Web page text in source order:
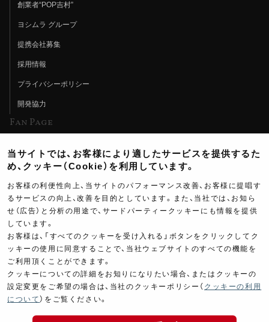
創業者“POP吉村”
ヨシムラ グループ
提携会社募集
採用情報
プライバシーポリシー
開発協力
Fan Page
ヨシムラTV
イベント情報
イベントスケジュール
ツーリングブレイクタイム
製品ポスター
当サイトでは、お客様により適したサービスを提供するた
め、クッキー（Cookie）を利用しています。
お客様の利便性向上、当サイトのパフォーマンス改善、お客様に提唱す
るサービスの向上、改善を目的としています。また、当社では、お知ら
せ（広告）と分析の用途で、サードパーティークッキーにも情報を提供
しています。
お客様は、「すべてのクッキーを受け入れる」ボタンをクリックしてク
ッキーの使用に同意することで、当社ウェブサイトのすべての機能を
ご利用頂くことができます。
クッキーについての詳細をお知りになりたい場合、またはクッキーの
設定変更をご希望の場合は、当社のクッキーポリシー（ クッキーの利用
について ）をご覧ください。